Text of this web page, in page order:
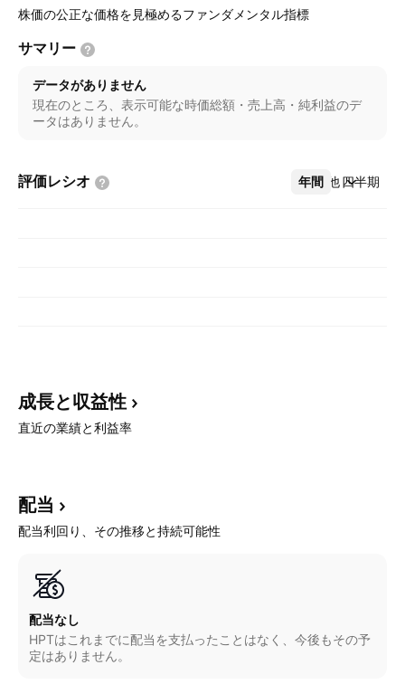
株価の公正な価格を見極めるファンダメンタル指標
サマリー
データがありません
現在のところ、表示可能な時価総額・売上高・純利益のデ
ータはありません。
評価レシオ 年間 四半期
その他
成長と収益性
直近の業績と利益率
配当
配当利回り、その推移と持続可能性
配当なし
HPTはこれまでに配当を支払ったことはなく、今後もその予
定はありません。